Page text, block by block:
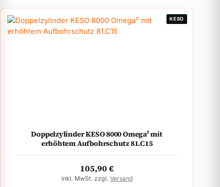
KESO
Doppelzylinder KESO 8000 Omega² mit
erhöhtem Aufbohrschutz 81.C15
105,90€
inkl. MwSt. zzgl. Versand